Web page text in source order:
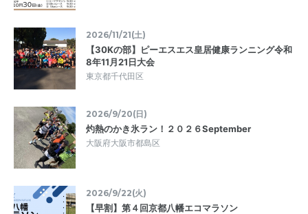
2026/11/21(土)
【30Kの部】ピーエスエス皇居健康ランニング令和
8年11月21日大会
東京都千代田区
2026/9/20(日)
灼熱のかき氷ラン！２０２６September
大阪府大阪市都島区
2026/9/22(火)
【早割】第４回京都八幡エコマラソン